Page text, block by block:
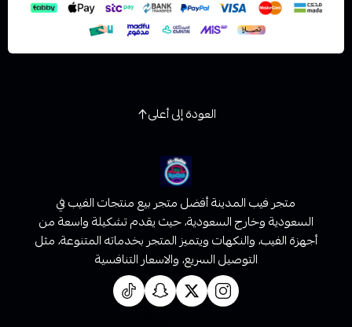
العودة إلى أعلى
متجر فيب المدينة أفضل متجر بيع منتجات الفيب في
السعودية وخارج السعودية، حيث يقدم تشكيلة واسعة من
أجهزة الفيب، والنكهات ويتميز المتجر بخدماته المتنوعة، مثل
التوصيل السريع، والاسعار التنافسية